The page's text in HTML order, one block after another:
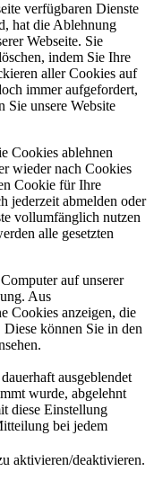
verfügbaren Dienste
hat die Ablehnung
Webseite. Sie
indem Sie Ihre
aller Cookies auf
immer aufgefordert,
Sie unsere Website
Cookies ablehnen
wieder nach Cookies
Cookie für Ihre
jederzeit abmelden oder
vollumfänglich nutzen
alle gesetzten
auf unserer
Aus
Cookies anzeigen, die
können Sie in den
ausgeblendet
wurde, abgelehnt
diese Einstellung
bei jedem
aktivieren/deaktivieren.